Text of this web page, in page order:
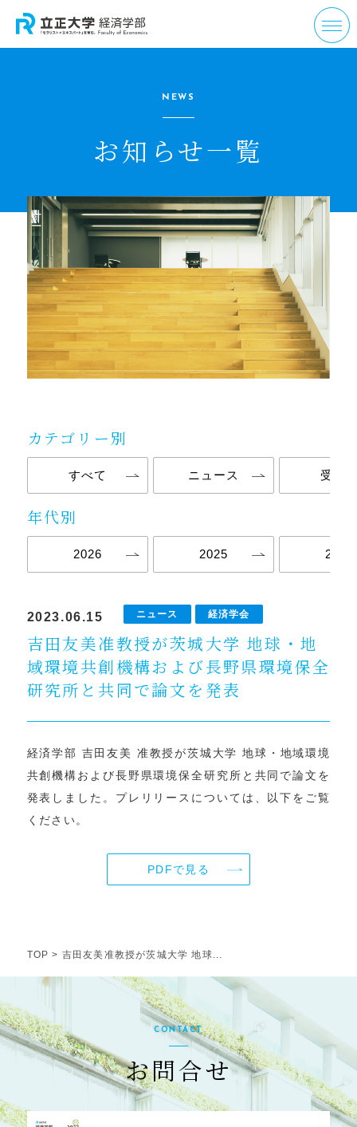
NEWS
お知らせ一覧
カテゴリー別
すべて ニュース 受験
年代別
2026 2025 2024
2023.06.15 ニュース 経済学会
吉田友美准教授が茨城大学 地球・地
域環境共創機構および長野県環境保全
研究所と共同で論文を発表
経済学部 吉田友美 准教授が茨城大学 地球・地域環境
共創機構および長野県環境保全研究所と共同で論文を
発表しました。プレリリースについては、以下をご覧
ください。
PDFで見る
TOP > 吉田友美准教授が茨城大学 地球...
CONTACT
お問合せ